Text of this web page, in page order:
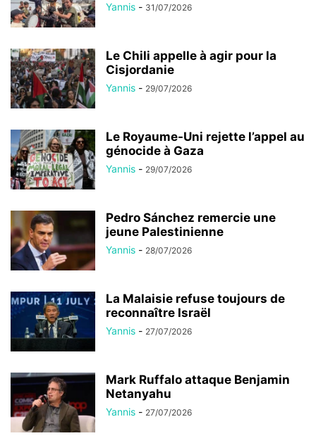
Yannis - 31/07/2026
Le Chili appelle à agir pour la
Cisjordanie
Yannis - 29/07/2026
Le Royaume-Uni rejette l’appel au
génocide à Gaza
Yannis - 29/07/2026
Pedro Sánchez remercie une
jeune Palestinienne
Yannis - 28/07/2026
La Malaisie refuse toujours de
reconnaître Israël
Yannis - 27/07/2026
Mark Ruffalo attaque Benjamin
Netanyahu
Yannis - 27/07/2026